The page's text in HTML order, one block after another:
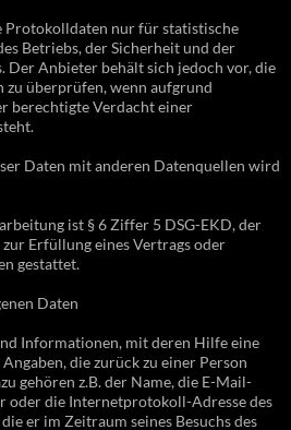
Protokolldaten nur für statistische
Betriebs, der Sicherheit und der
Der Anbieter behält sich jedoch vor, die
überprüfen, wenn aufgrund
berechtigte Verdacht einer
Daten mit anderen Datenquellen wird
ist § 6 Ziffer 5 DSG-EKD, der
Erfüllung eines Vertrags oder
gestattet.
Daten
Informationen, mit deren Hilfe eine
die zurück zu einer Person
gehören z.B. der Name, die E-Mail-
oder die Internetprotokoll-Adresse des
er im Zeitraum seines Besuchs des